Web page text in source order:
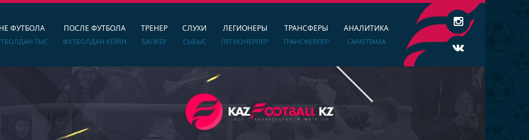
ФУТБОЛА
ТЫС
ПОСЛЕ ФУТБОЛА
ФУТБОЛДАН КЕЙІН
ТРЕНЕР
БАПКЕР
СЛУХИ
СЫБЫС
ЛЕГИОНЕРЫ
ЛЕГИОНЕРЛЕР
ТРАНСФЕРЫ
ТРАНСФЕРЛЕР
АНАЛИТИКА
САРАПТАМА